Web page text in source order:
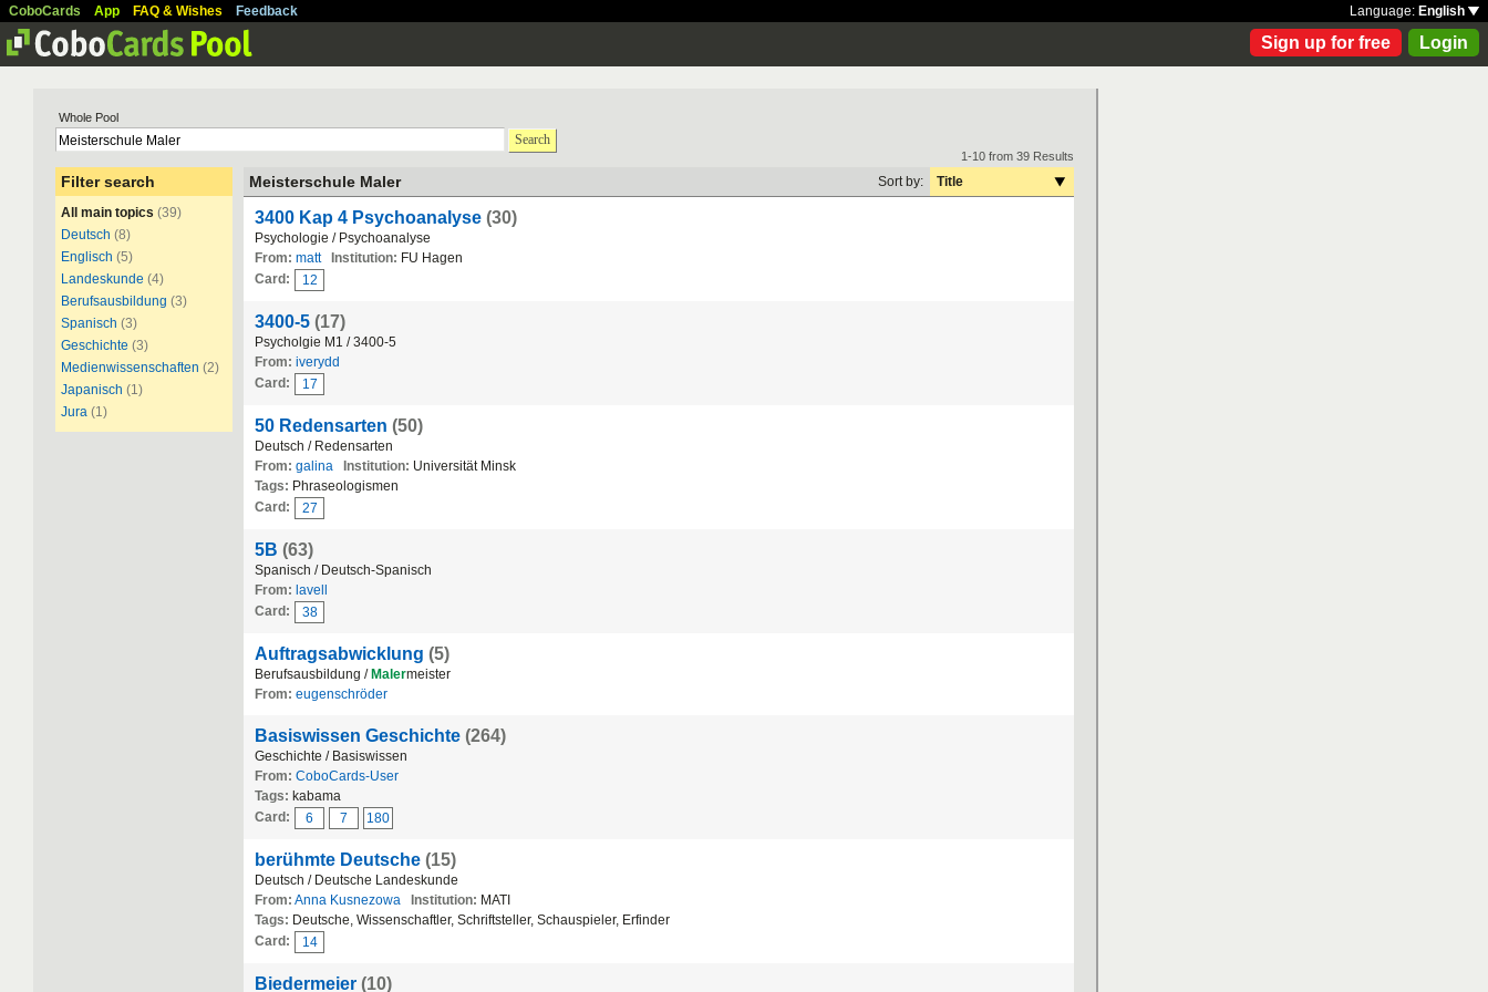
CoboCards App FAQ & Wishes Feedback Language: English
Sign up for free Login
Whole Pool
Search
Filter search
All main topics (39)
Deutsch (8)
Englisch (5)
Landeskunde (4)
Berufsausbildung (3)
Spanisch (3)
Geschichte (3)
Medienwissenschaften (2)
Japanisch (1)
Jura (1)
1-10 from 39 Results
Meisterschule Maler Sort by: Title
3400 Kap 4 Psychoanalyse (30)
Psychologie / Psychoanalyse
From: matt Institution: FU Hagen
Card:
12
3400-5 (17)
Psycholgie M1 / 3400-5
From: iverydd
Card:
17
50 Redensarten (50)
Deutsch / Redensarten
From: galina Institution: Universität Minsk
Tags: Phraseologismen
Card:
27
5B (63)
Spanisch / Deutsch-Spanisch
From: lavell
Card:
38
Auftragsabwicklung (5)
Berufsausbildung / Malermeister
From: eugenschröder
Basiswissen Geschichte (264)
Geschichte / Basiswissen
From: CoboCards-User
Tags: kabama
Card:
6 7 180
berühmte Deutsche (15)
Deutsch / Deutsche Landeskunde
From: Anna Kusnezowa Institution: MATI
Tags: Deutsche, Wissenschaftler, Schriftsteller, Schauspieler, Erfinder
Card:
14
Biedermeier (10)